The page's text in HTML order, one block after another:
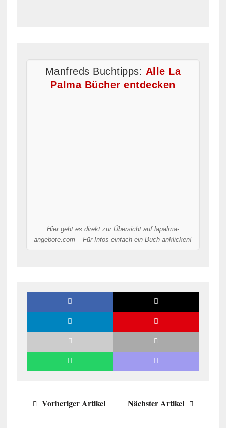
Manfreds Buchtipps: Alle La
Palma Bücher entdecken
Hier geht es direkt zur Übersicht auf lapalma-
angebote.com – Für Infos einfach ein Buch anklicken!
Vorheriger Artikel Nächster Artikel